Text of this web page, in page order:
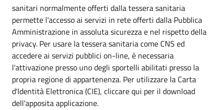
sanitari normalmente offerti dalla tessera sanitaria
permette l'accesso ai servizi in rete offerti dalla Pubblica
Amministrazione in assoluta sicurezza e nel rispetto della
privacy. Per usare la tessera sanitaria come CNS ed
accedere ai servizi pubblici on-line, è necessaria
l'attivazione presso uno degli sportelli abilitati presso la
propria regione di appartenenza. Per utilizzare la Carta
d'Identità Elettronica (CIE), cliccare qui per il download
dell'apposita applicazione.